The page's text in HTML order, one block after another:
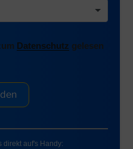
Datenschutz gelesen
direkt auf's Handy: